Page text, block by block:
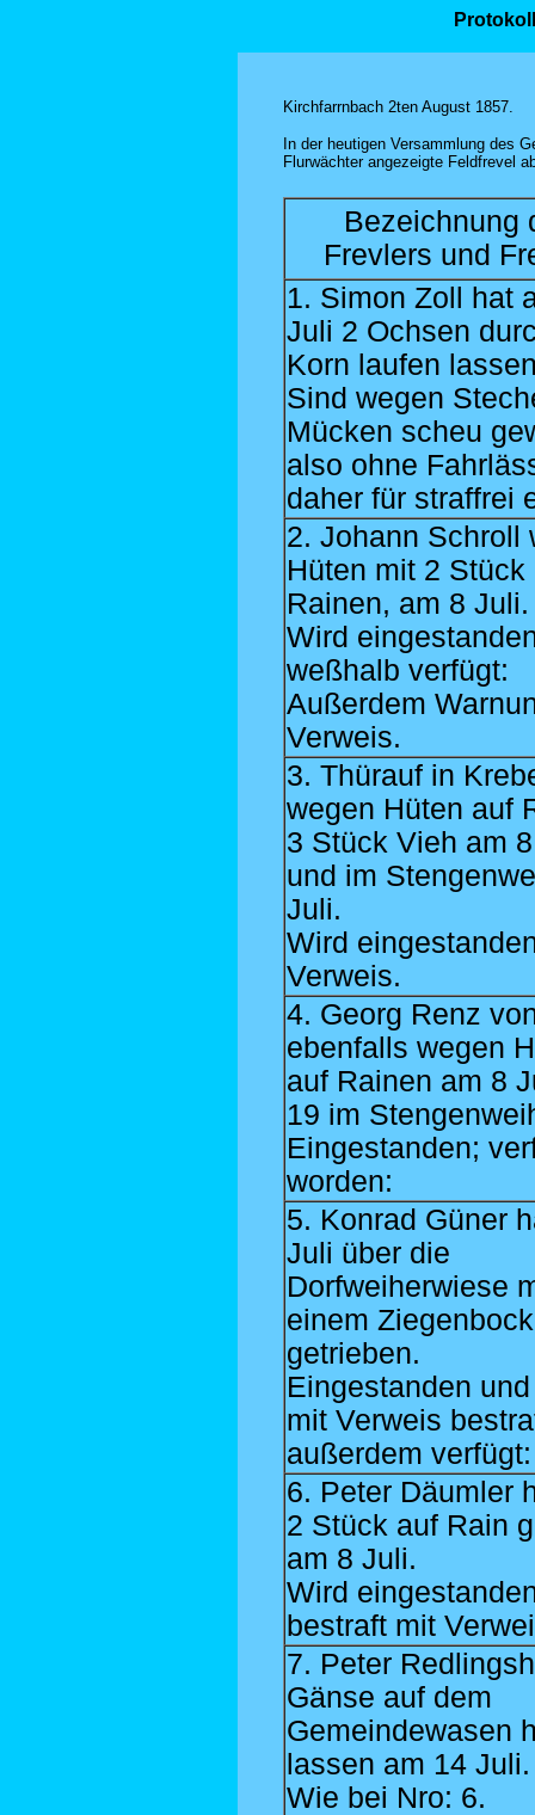
Kirchfarrnbach 2ten August 1857.
In der heutigen Versammlung des
Flurwächter angezeigte Feldfrevel
Bezeichnung
Frevlers und
1. Simon Zoll hat
Juli 2 Ochsen
Korn laufen
Sind wegen
Mücken scheu
also ohne
daher für straffrei
2. Johann Schroll
Hüten mit 2 Stück
Rainen, am 8 Juli.
Wird
weßhalb verfügt:
Außerdem
Verweis.
3. Thürauf in
wegen Hüten auf
3 Stück Vieh am
und im
Juli.
Wird
Verweis.
4. Georg Renz
ebenfalls wegen
auf Rainen am 8
19 im
Eingestanden;
worden:
5. Konrad Güner
Juli über die
Dorfweiherwiese
einem Ziegenbock
getrieben.
Eingestanden
mit Verweis
außerdem verfügt:
6. Peter Däumler
2 Stück auf Rain
am 8 Juli.
Wird
bestraft mit
7. Peter
Gänse auf dem
Gemeindewasen
lassen am 14 Juli.
Wie bei Nro: 6.